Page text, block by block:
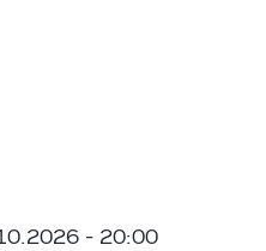
- 20:00